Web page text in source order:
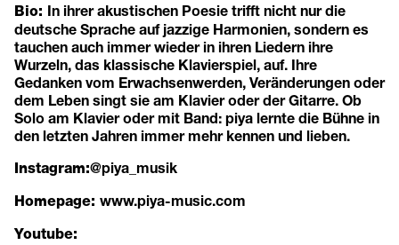
Bio: In ihrer akustischen Poesie trifft nicht nur die
deutsche Sprache auf jazzige Harmonien, sondern es
tauchen auch immer wieder in ihren Liedern ihre
Wurzeln, das klassische Klavierspiel, auf. Ihre
Gedanken vom Erwachsenwerden, Veränderungen oder
dem Leben singt sie am Klavier oder der Gitarre. Ob
Solo am Klavier oder mit Band: piya lernte die Bühne in
den letzten Jahren immer mehr kennen und lieben.
Instagram:@piya_musik
Homepage: www.piya-music.com
Youtube: